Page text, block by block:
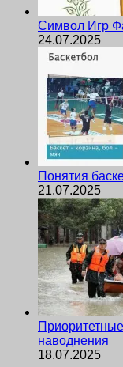
Символ Игр
24.07.2025
Понятия
21.07.2025
наводнения
18.07.2025